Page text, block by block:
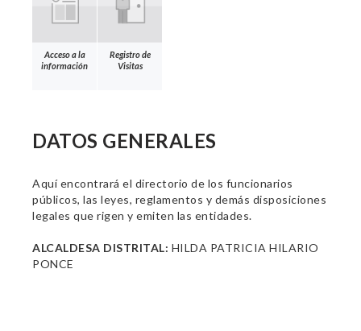
Acceso a la
información
Registro de
Visitas
DATOS GENERALES
Aquí encontrará el directorio de los funcionarios
públicos, las leyes, reglamentos y demás disposiciones
legales que rigen y emiten las entidades.
ALCALDESA DISTRITAL: HILDA PATRICIA HILARIO
PONCE